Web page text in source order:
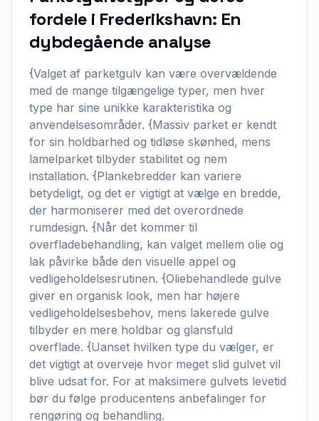
fordele i Frederikshavn: En
dybdegående analyse
{Valget af parketgulv kan være overvældende
med de mange tilgængelige typer, men hver
type har sine unikke karakteristika og
anvendelsesområder. {Massiv parket er kendt
for sin holdbarhed og tidløse skønhed, mens
lamelparket tilbyder stabilitet og nem
installation. {Plankebredder kan variere
betydeligt, og det er vigtigt at vælge en bredde,
der harmoniserer med det overordnede
rumdesign. {Når det kommer til
overfladebehandling, kan valget mellem olie og
lak påvirke både den visuelle appel og
vedligeholdelsesrutinen. {Oliebehandlede gulve
giver en organisk look, men har højere
vedligeholdelsesbehov, mens lakerede gulve
tilbyder en mere holdbar og glansfuld
overflade. {Uanset hvilken type du vælger, er
det vigtigt at overveje hvor meget slid gulvet vil
blive udsat for. For at maksimere gulvets levetid
bør du følge producentens anbefalinger for
rengøring og behandling.